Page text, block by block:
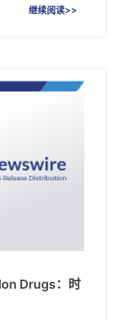
继续阅读>>
Drugs：时